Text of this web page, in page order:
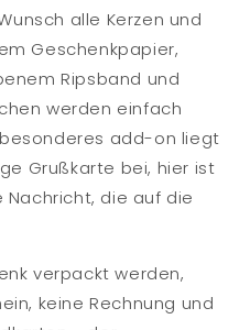
alle Kerzen und
Geschenkpapier,
Ripsband und
werden einfach
add-on liegt
Grußkarte bei, hier ist
Nachricht, die auf die
verpackt werden,
keine Rechnung und